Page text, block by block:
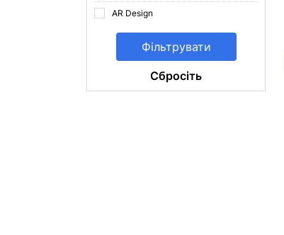
AR Design
Cбросіть